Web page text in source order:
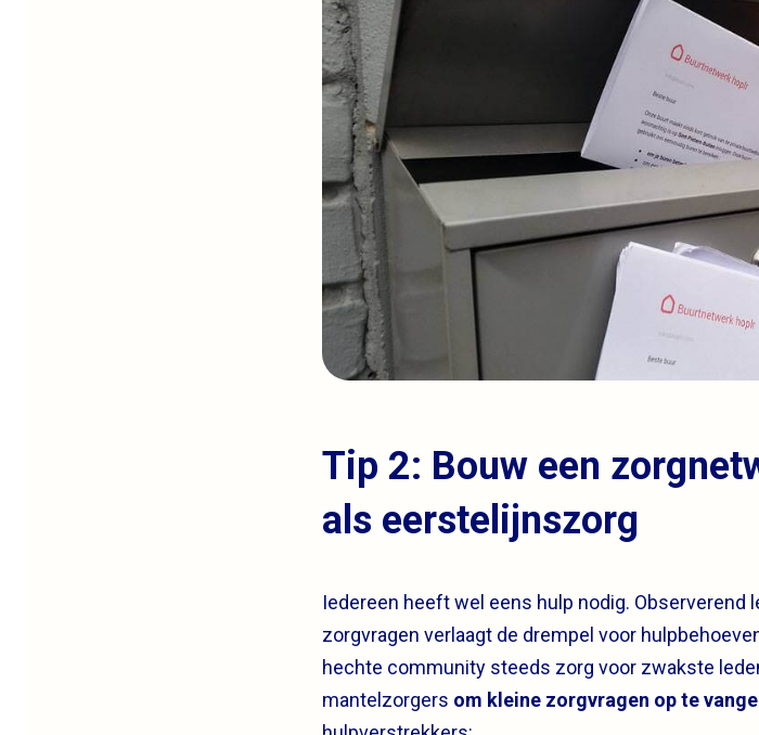
Tip 2: Bouw een
als eerstelijnszorg
Iedereen heeft wel eens hulp nodig. Observerend
zorgvragen verlaagt de drempel voor
hechte community steeds zorg voor zwakste
mantelzorgers om kleine zorgvragen op te